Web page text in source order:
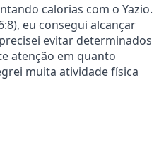
calorias com o Yazio.
eu consegui alcançar
evitar determinados
atenção em quanto
muita atividade física